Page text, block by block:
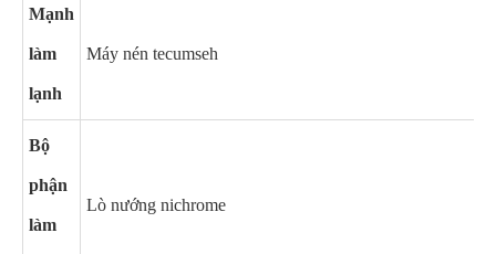
Mạnh
làm
lạnh
Máy nén tecumseh
Bộ
phận
làm
Lò nướng nichrome